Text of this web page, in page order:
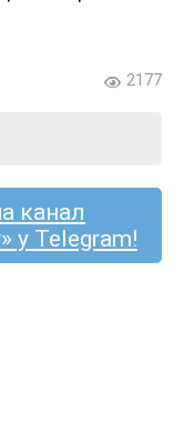
2177
канал
у Telegram!